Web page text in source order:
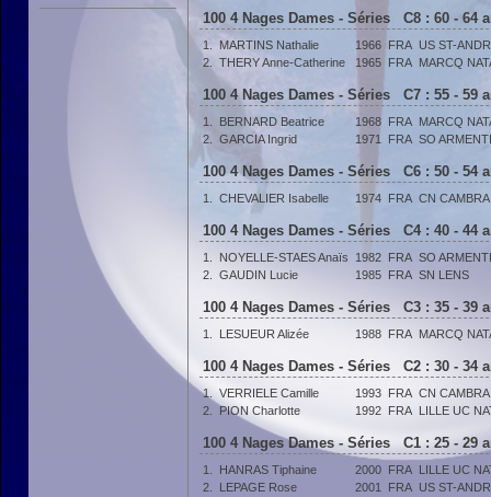
100 4 Nages Dames - Séries C8 : 60 - 64
1. MARTINS Nathalie 1966 FRA US ST-
2.
THERY Anne-Catherine 1965 FRA MARCQ
100 4 Nages Dames - Séries C7 : 55 - 59
1. BERNARD Beatrice 1968 FRA MARCQ
2.
GARCIA Ingrid 1971 FRA SO
100 4 Nages Dames - Séries C6 : 50 - 54
1. CHEVALIER Isabelle 1974 FRA CN
100 4 Nages Dames - Séries C4 : 40 - 44
1. NOYELLE-STAES Anaïs 1982 FRA SO
2.
GAUDIN Lucie 1985 FRA SN LENS
100 4 Nages Dames - Séries C3 : 35 - 39
1. LESUEUR Alizée 1988 FRA MARCQ
100 4 Nages Dames - Séries C2 : 30 - 34
1. VERRIELE Camille 1993 FRA CN
2.
PION Charlotte 1992 FRA LILLE UC
100 4 Nages Dames - Séries C1 : 25 - 29
1. HANRAS Tiphaine 2000 FRA LILLE UC
2.
LEPAGE Rose 2001 FRA US ST-